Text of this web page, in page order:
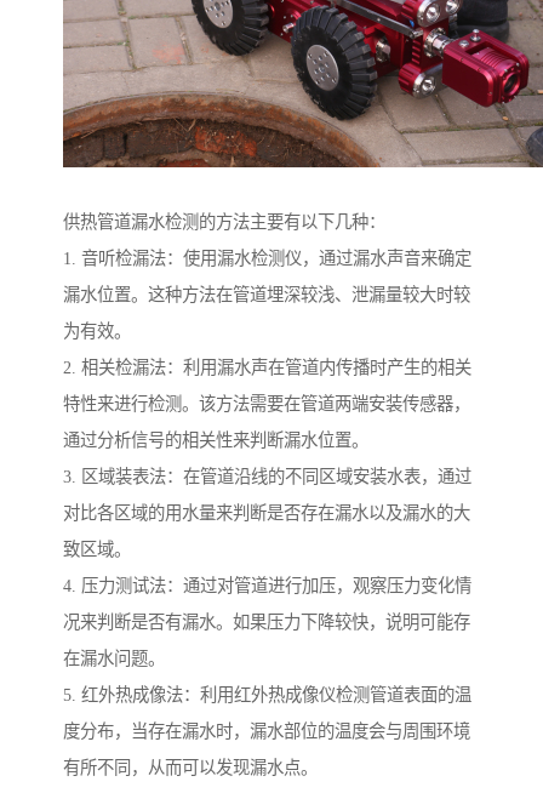
供热管道漏水检测的方法主要有以下几种：
1. 音听检漏法：使用漏水检测仪，通过漏水声音来确定
漏水位置。这种方法在管道埋深较浅、泄漏量较大时较
为有效。
2. 相关检漏法：利用漏水声在管道内传播时产生的相关
特性来进行检测。该方法需要在管道两端安装传感器，
通过分析信号的相关性来判断漏水位置。
3. 区域装表法：在管道沿线的不同区域安装水表，通过
对比各区域的用水量来判断是否存在漏水以及漏水的大
致区域。
4. 压力测试法：通过对管道进行加压，观察压力变化情
况来判断是否有漏水。如果压力下降较快，说明可能存
在漏水问题。
5. 红外热成像法：利用红外热成像仪检测管道表面的温
度分布，当存在漏水时，漏水部位的温度会与周围环境
有所不同，从而可以发现漏水点。